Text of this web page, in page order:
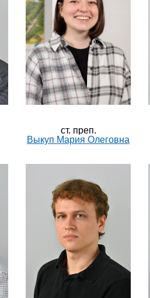
ст. преп.
Выкуп Мария Олеговна